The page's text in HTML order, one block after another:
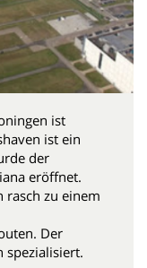
ist
ist ein
der
eröffnet.
rasch zu einem
Der
spezialisiert.